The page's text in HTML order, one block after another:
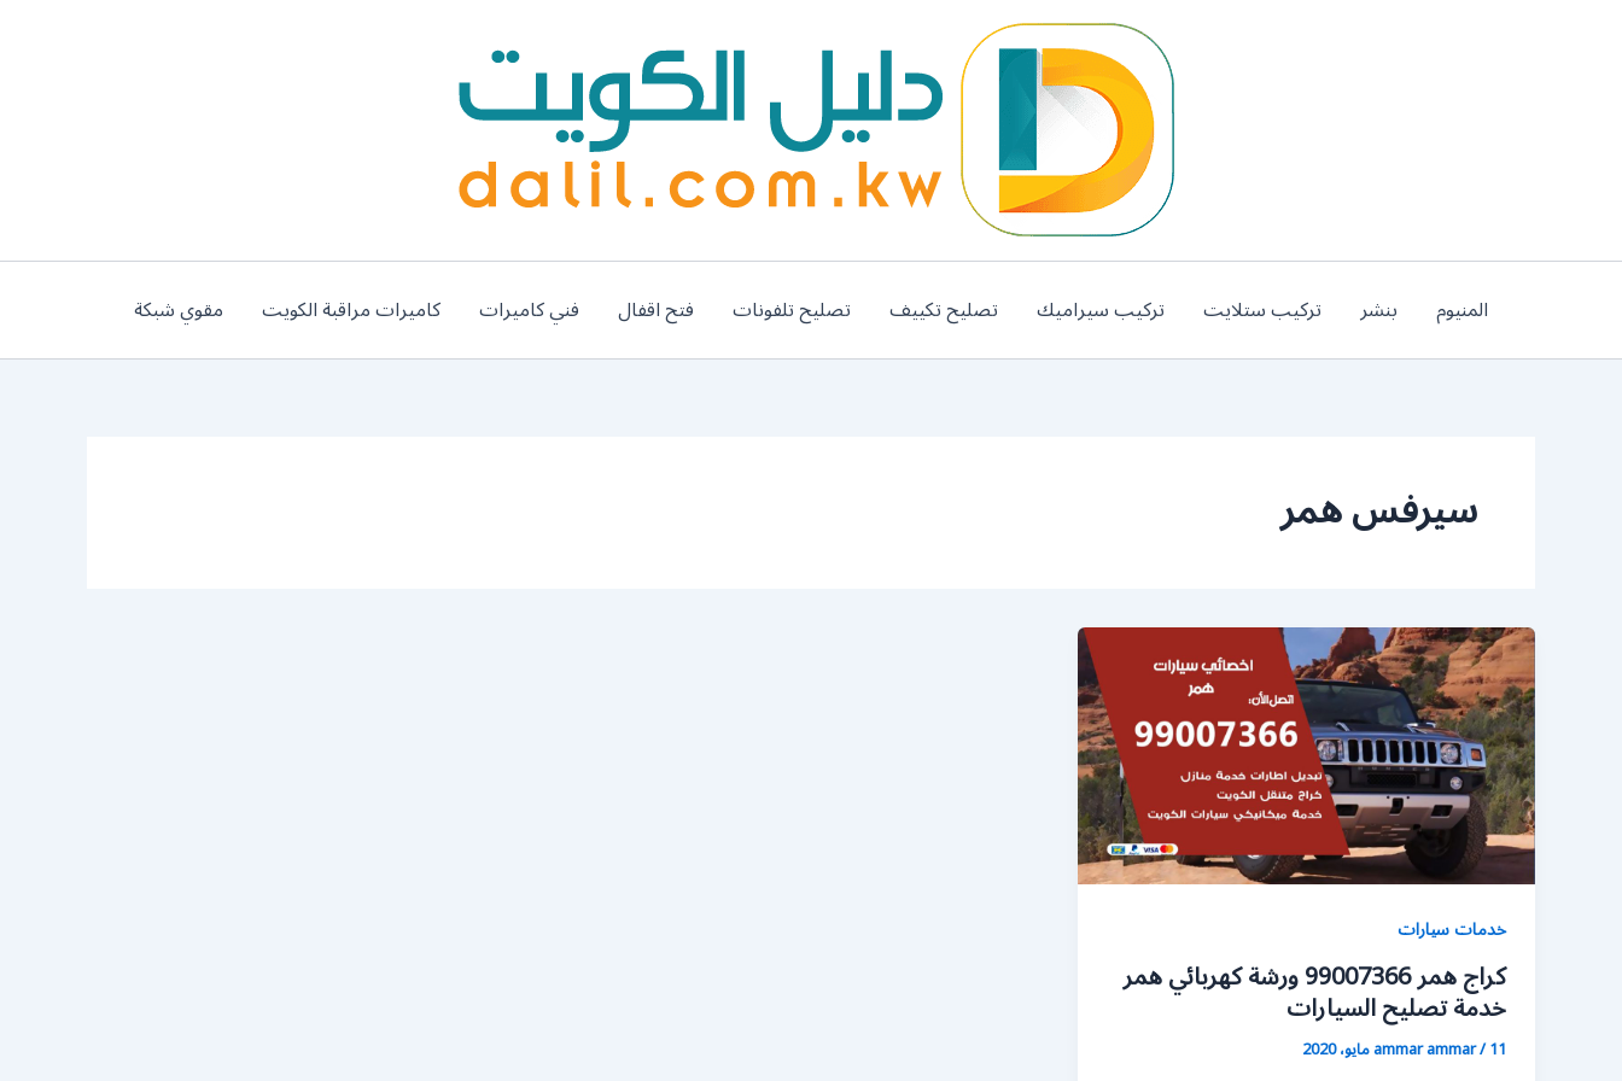
المنيوم بنشر تركيب ستلايت تركيب سيراميك تصليح تكييف تصليح تلفونات فتح اقفال فني كاميرات كاميرات مراقبة الكويت مقوي شبكة
سيرفس همر
خدمات سيارات
كراج همر 99007366 ورشة كهربائي همر
خدمة تصليح السيارات
ammar ammar/11 مايو، 2020